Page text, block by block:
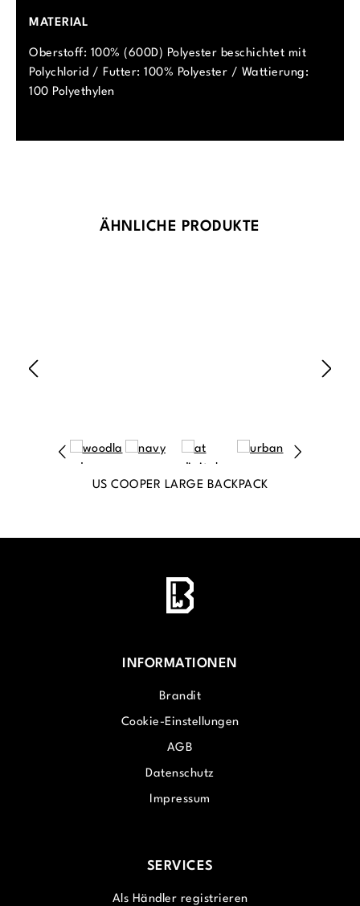
MATERIAL
Oberstoff: 100% (600D) Polyester beschichtet mit
Polychlorid / Futter: 100% Polyester / Wattierung:
100 Polyethylen
Produktgalerie überspringen
ÄHNLICHE PRODUKTE
US COOPER LARGE BACKPACK
INFORMATIONEN
Brandit
Cookie-Einstellungen
AGB
Datenschutz
Impressum
SERVICES
Als Händler registrieren